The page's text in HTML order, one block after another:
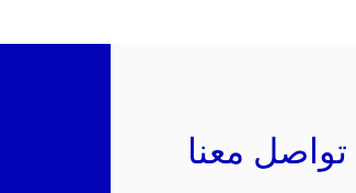
تواصل معنا